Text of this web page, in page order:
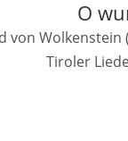
O
von Wolkenstein
Tiroler